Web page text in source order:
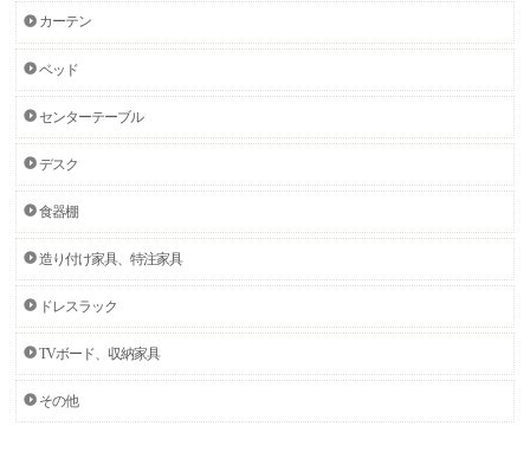
カーテン
ベッド
センターテーブル
デスク
食器棚
造り付け家具、特注家具
ドレスラック
TVボード、収納家具
その他